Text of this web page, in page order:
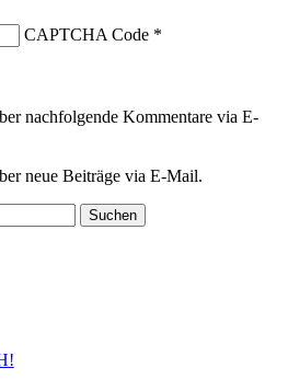
CAPTCHA Code*
nachfolgende Kommentare via E-
neue Beiträge via E-Mail.